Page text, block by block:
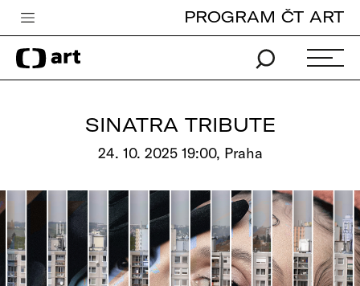
Česká televize
Zpravodajství
Pro děti
edu
Vše o ČT
PROGRAM ČT ART
SINATRA TRIBUTE
24. 10. 2025 19:00, Praha